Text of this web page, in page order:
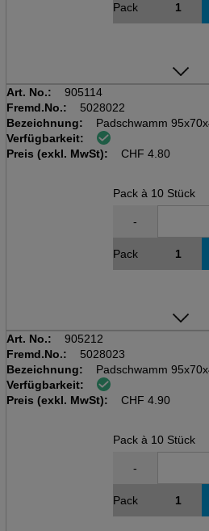
Pack
Art. No.:
905114
Fremd.No.:
5028022
Bezeichnung:
Padschwamm
Pack à 10 Stück,
Scheuervlies weiss
Verfügbarkeit:
Preis (exkl. MwSt):
CHF 4.80
Pack à 10 Stück
-
Pack
Art. No.:
905212
Fremd.No.:
5028023
Bezeichnung:
Padschwamm
Pack à 10 Stk,
Scheuervlies Grün
Verfügbarkeit:
Preis (exkl. MwSt):
CHF 4.90
Pack à 10 Stück
-
Pack